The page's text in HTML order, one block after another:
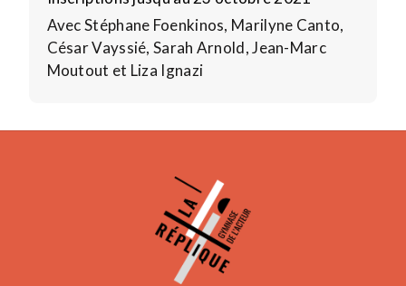
Avec Stéphane Foenkinos, Marilyne Canto,
César Vayssié, Sarah Arnold, Jean-Marc
Moutout et Liza Ignazi